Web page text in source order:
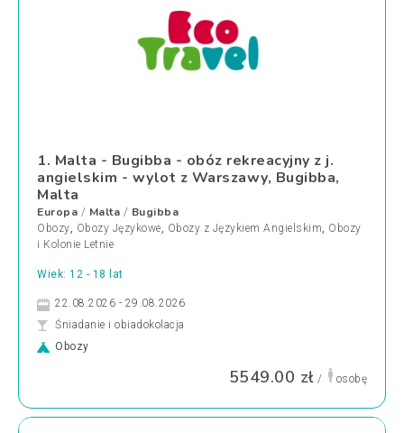
1. Malta - Bugibba - obóz rekreacyjny z j.
angielskim - wylot z Warszawy, Bugibba,
Malta
Europa / Malta / Bugibba
Obozy, Obozy Językowe, Obozy z Językiem Angielskim, Obozy
i Kolonie Letnie
Wiek: 12 - 18 lat
22.08.2026 - 29.08.2026
Śniadanie i obiadokolacja
Obozy
5549.00 zł / osobę